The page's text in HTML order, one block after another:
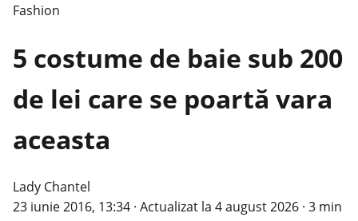
Fashion
5 costume de baie sub 200
de lei care se poartă vara
aceasta
Lady Chantel
23 iunie 2016, 13:34 · Actualizat la 4 august 2026 · 3 min